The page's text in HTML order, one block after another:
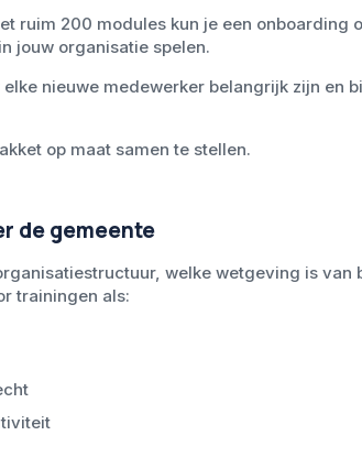
ruim 200 modules kun je een onboarding
jouw organisatie spelen.
nieuwe medewerker belangrijk zijn en
op maat samen te stellen.
de gemeente
welke wetgeving is van
trainingen als: